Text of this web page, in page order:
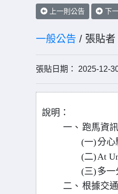
上一則公告 下
一般公告 / 張貼者
張貼日期： 2025-12-
說明：
一、 跑馬資
(一)分心
(二)At
(三)多一
二、 根據交